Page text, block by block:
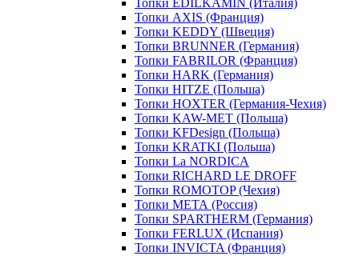
Топки EDILKAMIN (Италия)
Топки AXIS (Франция)
Топки KEDDY (Швеция)
Топки BRUNNER (Германия)
Топки FABRILOR (Франция)
Топки HARK (Германия)
Топки HITZE (Польша)
Топки HOXTER (Германия-Чехия)
Топки KAW-MET (Польша)
Топки KFDesign (Польша)
Топки KRATKI (Польша)
Топки La NORDICA
Топки RICHARD LE DROFF
Топки ROMOTOP (Чехия)
Топки МЕТА (Россия)
Топки SPARTHERM (Германия)
Топки FERLUX (Испания)
Топки INVICTA (Франция)